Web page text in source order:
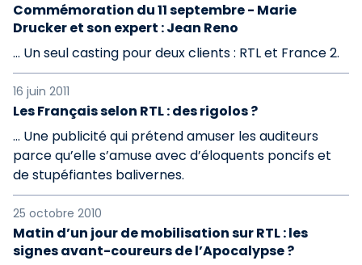
Commémoration du 11 septembre - Marie
Drucker et son expert : Jean Reno
… Un seul casting pour deux clients : RTL et France 2.
16 juin 2011
Les Français selon RTL : des rigolos ?
… Une publicité qui prétend amuser les auditeurs
parce qu’elle s’amuse avec d’éloquents poncifs et
de stupéfiantes balivernes.
25 octobre 2010
Matin d’un jour de mobilisation sur RTL : les
signes avant-coureurs de l’Apocalypse ?